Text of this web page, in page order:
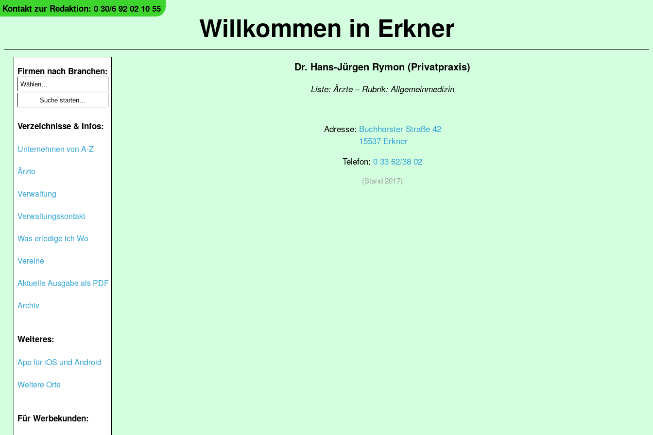
Willkommen in Erkner
Kontakt zur Redaktion: 0 30/6 92 02 10 55
Firmen nach Branchen:
Verzeichnisse & Infos:
Unternehmen von A-Z
Ärzte
Verwaltung
Verwaltungskontakt
Was erledige ich Wo
Vereine
Aktuelle Ausgabe als PDF
Archiv
Weiteres:
App für iOS und Android
Weitere Orte
Für Werbekunden:
Dr. Hans-Jürgen Rymon (Privatpraxis)
Liste: Ärzte – Rubrik: Allgemeinmedizin
Adresse: Buchhorster Straße 42
15537 Erkner
Telefon: 0 33 62/38 02
(Stand 2017)